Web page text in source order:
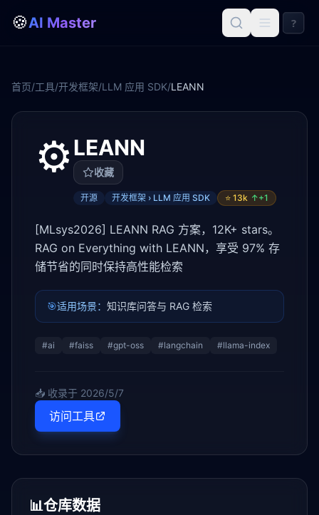
🍪AI Master ?
首页/工具/开发框架/LLM 应用 SDK/LEANN
⚙️LEANN
收藏
开源 开发框架 › LLM 应用 SDK ⭐ 13k ↑+1
[MLsys2026] LEANN RAG 方案，12K+ stars。
RAG on Everything with LEANN，享受 97% 存
储节省的同时保持高性能检索
🎯适用场景： 知识库问答与 RAG 检索
#ai #faiss #gpt-oss #langchain #llama-index
📥 收录于 2026/5/7
访问工具
📊仓库数据